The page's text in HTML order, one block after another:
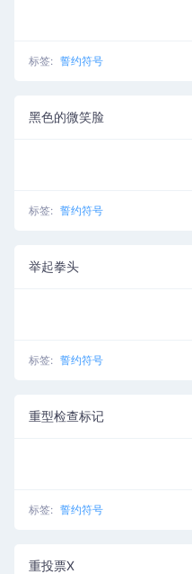
标签: 誓约符号
黑色的微笑脸
标签: 誓约符号
举起拳头
标签: 誓约符号
重型检查标记
标签: 誓约符号
重投票X